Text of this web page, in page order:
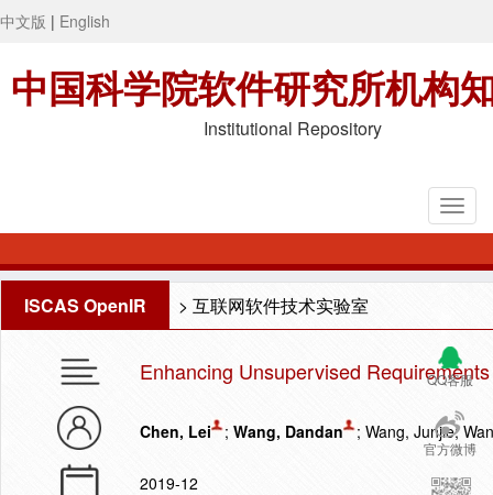
中文版 | English
中国科学院软件研究所机构
Institutional Repository
ISCAS OpenIR > 互联网软件技术实验室
QQ客服
官方微博
Enhancing Unsupervised
Chen, Lei ; Wang, Dandan ; Wang, Junjie;
2019-12